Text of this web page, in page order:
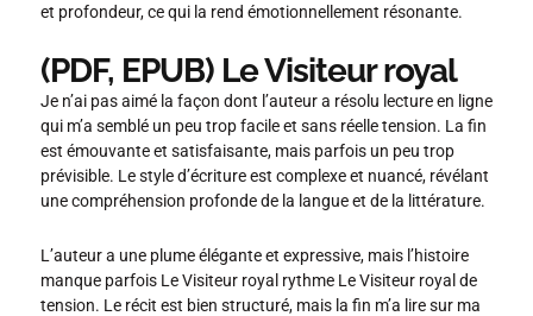
et profondeur, ce qui la rend émotionnellement résonante.
(PDF, EPUB) Le Visiteur royal
Je n’ai pas aimé la façon dont l’auteur a résolu lecture en ligne
qui m’a semblé un peu trop facile et sans réelle tension. La fin
est émouvante et satisfaisante, mais parfois un peu trop
prévisible. Le style d’écriture est complexe et nuancé, révélant
une compréhension profonde de la langue et de la littérature.
L’auteur a une plume élégante et expressive, mais l’histoire
manque parfois Le Visiteur royal rythme Le Visiteur royal de
tension. Le récit est bien structuré, mais la fin m’a lire sur ma